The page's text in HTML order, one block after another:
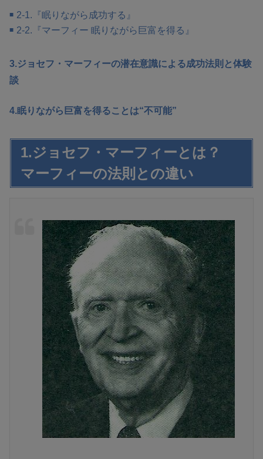
2-1.『眠りながら成功する』
2-2.『マーフィー 眠りながら巨富を得る』
3.ジョセフ・マーフィーの潜在意識による成功法則と体験
談
4.眠りながら巨富を得ることは“不可能”
1.ジョセフ・マーフィーとは？
マーフィーの法則との違い